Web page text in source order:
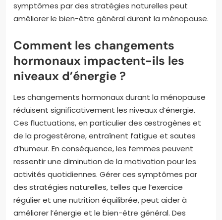
symptômes par des stratégies naturelles peut
améliorer le bien-être général durant la ménopause.
Comment les changements
hormonaux impactent-ils les
niveaux d’énergie ?
Les changements hormonaux durant la ménopause
réduisent significativement les niveaux d’énergie.
Ces fluctuations, en particulier des œstrogènes et
de la progestérone, entraînent fatigue et sautes
d’humeur. En conséquence, les femmes peuvent
ressentir une diminution de la motivation pour les
activités quotidiennes. Gérer ces symptômes par
des stratégies naturelles, telles que l’exercice
régulier et une nutrition équilibrée, peut aider à
améliorer l’énergie et le bien-être général. Des